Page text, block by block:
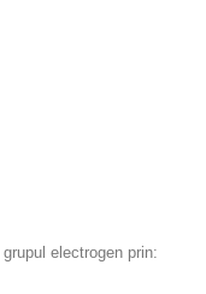
electrogen prin: